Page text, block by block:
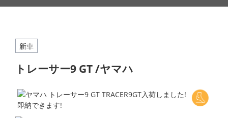
新車
トレーサー9 GT /ヤマハ